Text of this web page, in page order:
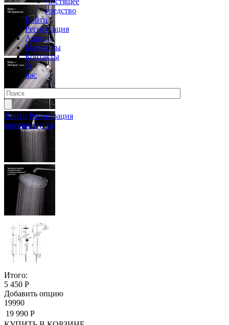
средство
Войти
Регистрация
Акции
Магазины
Контакты
О
нас
Войти Регистрация
корзина пуста
Итого:
5 450 Р
Добавить опцию
19990
19 990 Р